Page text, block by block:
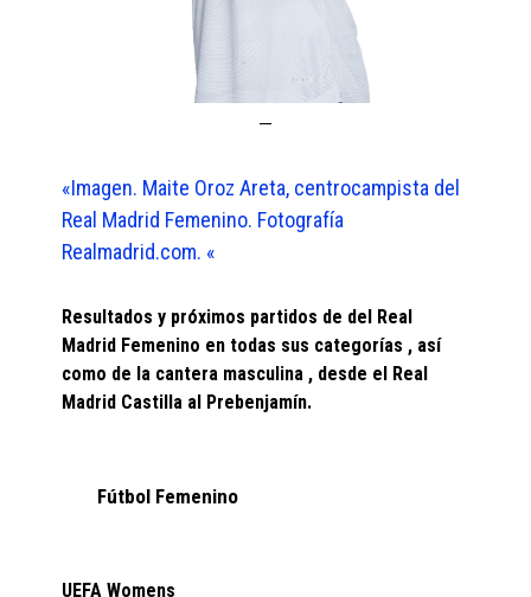
«Imagen. Maite Oroz Areta, centrocampista del
Real Madrid Femenino. Fotografía
Realmadrid.com. «
Resultados y próximos partidos de del Real
Madrid Femenino en todas sus categorías , así
como de la cantera masculina , desde el Real
Madrid Castilla al Prebenjamín.
Fútbol Femenino
UEFA Womens